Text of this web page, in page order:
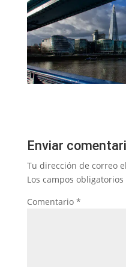
Enviar
Tu dirección de correo
Los campos
Comentario *